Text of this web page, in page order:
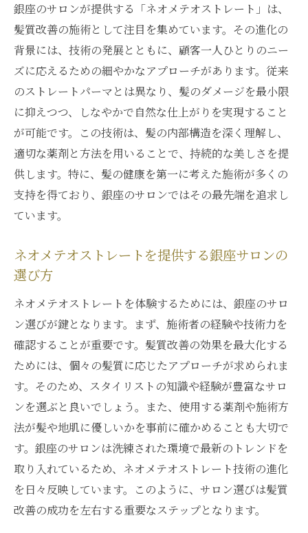
銀座のサロンが提供する「ネオメテオストレート」は、
髪質改善の施術として注目を集めています。その進化の
背景には、技術の発展とともに、顧客一人ひとりのニー
ズに応えるための細やかなアプローチがあります。従来
のストレートパーマとは異なり、髪のダメージを最小限
に抑えつつ、しなやかで自然な仕上がりを実現すること
が可能です。この技術は、髪の内部構造を深く理解し、
適切な薬剤と方法を用いることで、持続的な美しさを提
供します。特に、髪の健康を第一に考えた施術が多くの
支持を得ており、銀座のサロンではその最先端を追求し
ています。
ネオメテオストレートを提供する銀座サロンの
選び方
ネオメテオストレートを体験するためには、銀座のサロ
ン選びが鍵となります。まず、施術者の経験や技術力を
確認することが重要です。髪質改善の効果を最大化する
ためには、個々の髪質に応じたアプローチが求められま
す。そのため、スタイリストの知識や経験が豊富なサロ
ンを選ぶと良いでしょう。また、使用する薬剤や施術方
法が髪や地肌に優しいかを事前に確かめることも大切で
す。銀座のサロンは洗練された環境で最新のトレンドを
取り入れているため、ネオメテオストレート技術の進化
を日々反映しています。このように、サロン選びは髪質
改善の成功を左右する重要なステップとなります。